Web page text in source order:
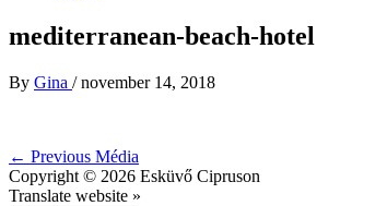
mediterranean-beach-hotel
By Gina /november 14, 2018
← Previous Média
Copyright © 2026 Esküvő Cipruson
Translate website »